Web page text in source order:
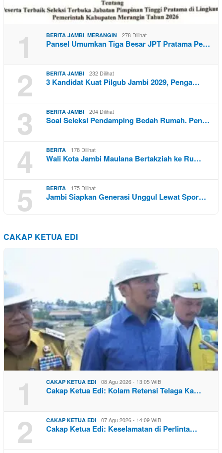
1 BERITA JAMBI, MERANGIN 278 Dilihat
Pansel Umumkan Tiga Besar JPT Pratama Pe…
2 BERITA JAMBI 232 Dilihat
3 Kandidat Kuat Pilgub Jambi 2029, Penga…
3 BERITA JAMBI 204 Dilihat
Soal Seleksi Pendamping Bedah Rumah. Pen…
4 BERITA 178 Dilihat
Wali Kota Jambi Maulana Bertakziah ke Ru…
5 BERITA 175 Dilihat
Jambi Siapkan Generasi Unggul Lewat Spor…
CAKAP KETUA EDI
1 CAKAP KETUA EDI 08 Agu 2026 - 13:05 WIB
Cakap Ketua Edi: Kolam Retensi Telaga Ka…
2 CAKAP KETUA EDI 07 Agu 2026 - 14:09 WIB
Cakap Ketua Edi: Keselamatan di Perlinta…